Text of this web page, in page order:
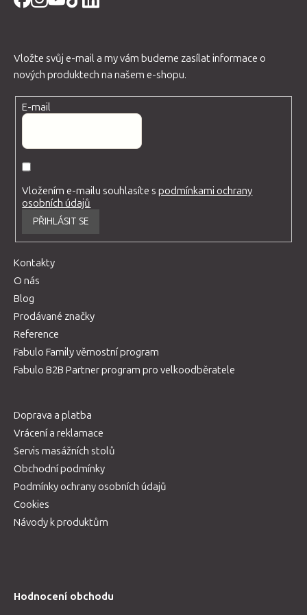
Vložte svůj e-mail a my vám budeme zasílat informace o
nových produktech na našem e-shopu.
E-mail
Vložením e-mailu souhlasíte spodmínkami ochrany
osobních údajů
PŘIHLÁSIT SE
Kontakty
O nás
Blog
Prodávané značky
Reference
Fabulo Family věrnostní program
Fabulo B2B Partner program pro velkoodběratele
Doprava a platba
Vrácení a reklamace
Servis masážních stolů
Obchodní podmínky
Podmínky ochrany osobních údajů
Cookies
Návody k produktům
Hodnocení obchodu